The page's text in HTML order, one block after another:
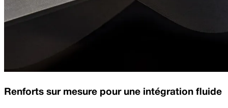
Renforts sur mesure pour une intégration fluide